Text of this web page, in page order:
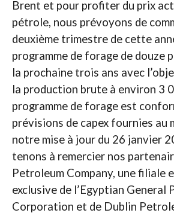
Brent et pour profiter du prix
pétrole, nous prévoyons de
deuxième trimestre de cette
programme de forage de douze
la prochaine trois ans avec
la production brute à environ 3
programme de forage est
prévisions de capex fournies au
notre mise à jour du 26 janvier
tenons à remercier nos
Petroleum Company, une filiale
exclusive de l’Egyptian General
Corporation et de Dublin